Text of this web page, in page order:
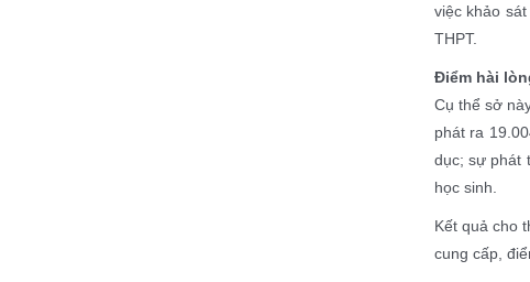
việc khảo
THPT.
Điểm hài
Cụ thể sở
phát ra
dục; sự phát
học sinh.
Kết quả cho
cung cấp,